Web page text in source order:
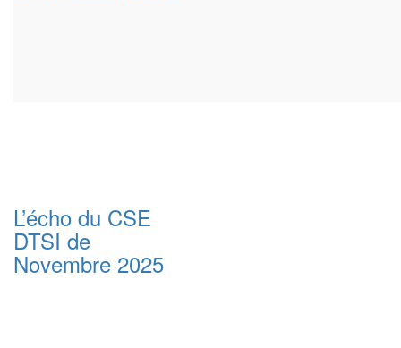
L’écho du CSE
DTSI de
Novembre 2025